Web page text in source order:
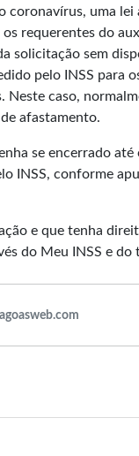
coronavírus, uma lei
requerentes do
solicitação sem
pelo INSS para
caso,
afastamento.
se encerrado
INSS, conforme
e que tenha
do Meu INSS e do